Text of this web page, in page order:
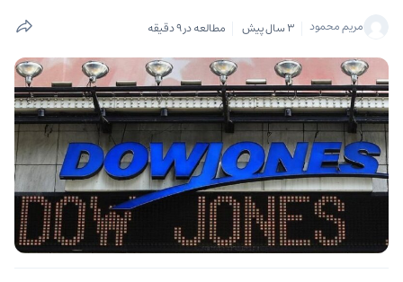
مریم محمود 3 سال پیش مطالعه در 9 دقیقه